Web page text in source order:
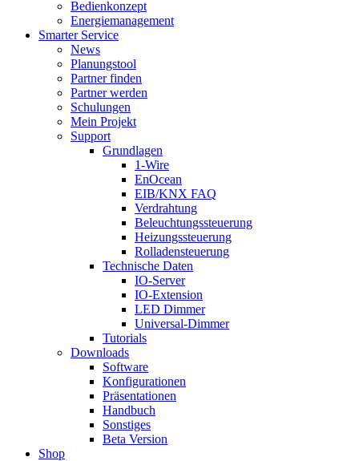
Bedienkonzept
Energiemanagement
Smarter Service
News
Planungstool
Partner finden
Partner werden
Schulungen
Mein Projekt
Support
Grundlagen
1-Wire
EnOcean
EIB/KNX FAQ
Verdrahtung
Beleuchtungssteuerung
Heizungssteuerung
Rolladensteuerung
Technische Daten
IO-Server
IO-Extension
LED Dimmer
Universal-Dimmer
Tutorials
Downloads
Software
Konfigurationen
Präsentationen
Handbuch
Sonstiges
Beta Version
Shop